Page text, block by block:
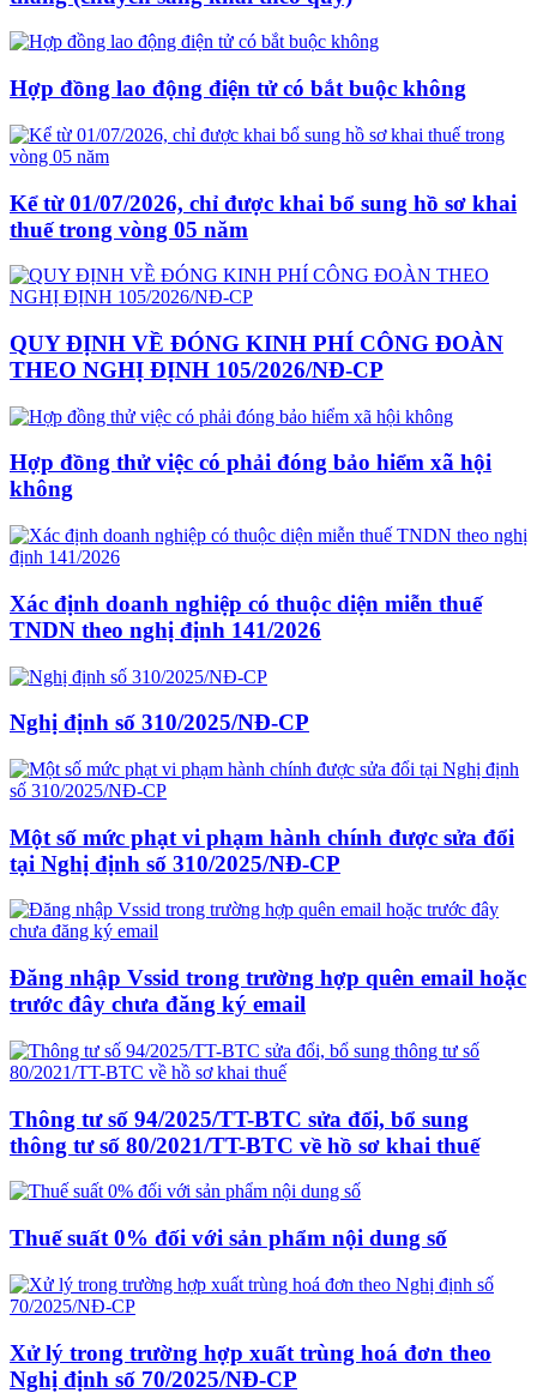
Hợp đồng lao động điện tử có bắt buộc không
Kể từ 01/07/2026, chỉ được khai bổ sung hồ sơ khai
thuế trong vòng 05 năm
QUY ĐỊNH VỀ ĐÓNG KINH PHÍ CÔNG ĐOÀN
THEO NGHỊ ĐỊNH 105/2026/NĐ-CP
Hợp đồng thử việc có phải đóng bảo hiểm xã hội
không
Xác định doanh nghiệp có thuộc diện miễn thuế
TNDN theo nghị định 141/2026
Nghị định số 310/2025/NĐ-CP
Một số mức phạt vi phạm hành chính được sửa đổi
tại Nghị định số 310/2025/NĐ-CP
Đăng nhập Vssid trong trường hợp quên email hoặc
trước đây chưa đăng ký email
Thông tư số 94/2025/TT-BTC sửa đổi, bổ sung
thông tư số 80/2021/TT-BTC về hồ sơ khai thuế
Thuế suất 0% đối với sản phẩm nội dung số
Xử lý trong trường hợp xuất trùng hoá đơn theo
Nghị định số 70/2025/NĐ-CP